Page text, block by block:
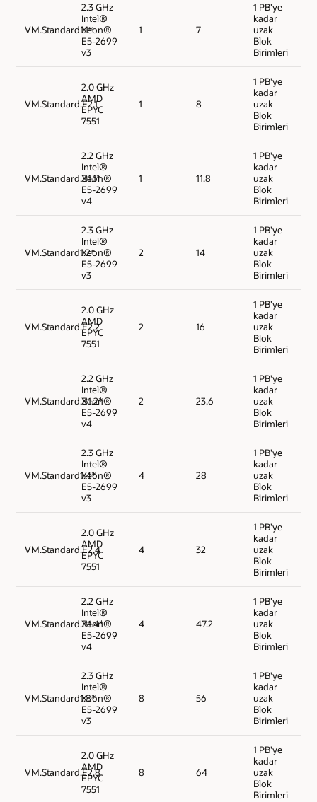
VM.Standard1.1*
2.3 GHz
Intel®
Xeon®
E5-2699
v3
1 7
1 PB'ye
kadar
uzak
Blok
Birimleri
VM.Standard.E2.1
2.0 GHz
AMD
EPYC
7551
1 8
1 PB'ye
kadar
uzak
Blok
Birimleri
VM.Standard.B1.1*
2.2 GHz
Intel®
Xeon®
E5-2699
v4
1 11.8
1 PB'ye
kadar
uzak
Blok
Birimleri
VM.Standard1.2*
2.3 GHz
Intel®
Xeon®
E5-2699
v3
2 14
1 PB'ye
kadar
uzak
Blok
Birimleri
VM.Standard.E2.2
2.0 GHz
AMD
EPYC
7551
2 16
1 PB'ye
kadar
uzak
Blok
Birimleri
VM.Standard.B1.2*
2.2 GHz
Intel®
Xeon®
E5-2699
v4
2 23.6
1 PB'ye
kadar
uzak
Blok
Birimleri
VM.Standard1.4*
2.3 GHz
Intel®
Xeon®
E5-2699
v3
4 28
1 PB'ye
kadar
uzak
Blok
Birimleri
VM.Standard.E2.4
2.0 GHz
AMD
EPYC
7551
4 32
1 PB'ye
kadar
uzak
Blok
Birimleri
VM.Standard.B1.4*
2.2 GHz
Intel®
Xeon®
E5-2699
v4
4 47.2
1 PB'ye
kadar
uzak
Blok
Birimleri
VM.Standard1.8*
2.3 GHz
Intel®
Xeon®
E5-2699
v3
8 56
1 PB'ye
kadar
uzak
Blok
Birimleri
VM.Standard.E2.8
2.0 GHz
AMD
EPYC
7551
8 64
1 PB'ye
kadar
uzak
Blok
Birimleri